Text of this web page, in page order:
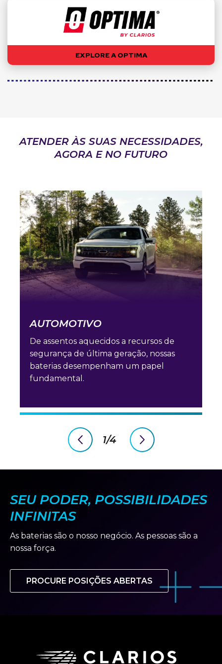
EXPLORE A OPTIMA
ATENDER ÀS SUAS NECESSIDADES,
AGORA E NO FUTURO
AUTOMOTIVO
De assentos aquecidos a recursos de
segurança de última geração, nossas
baterias desempenham um papel
fundamental.
previous
slide
1/4
next
slide
SEU PODER, POSSIBILIDADES
INFINITAS
As baterias são o nosso negócio. As pessoas são a
nossa força.
PROCURE POSIÇÕES ABERTAS